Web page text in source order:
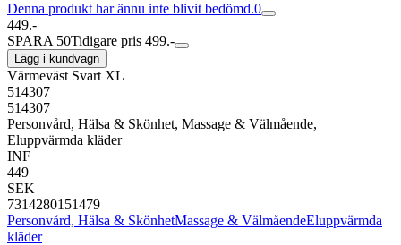
Denna produkt har ännu inte blivit bedömd.0
449.-
SPARA 50Tidigare pris 499.-
Lägg i kundvagn
Värmeväst Svart XL
514307
514307
Personvård, Hälsa & Skönhet, Massage & Välmående,
Eluppvärmda kläder
INF
449
SEK
7314280151479
Personvård, Hälsa & SkönhetMassage & VälmåendeEluppvärmda
kläder